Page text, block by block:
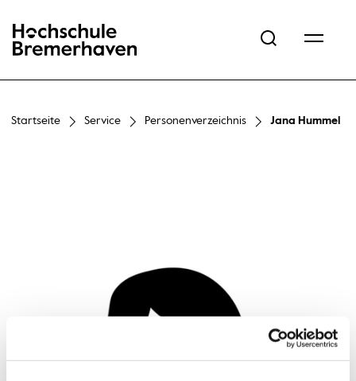
Hochschule Bremerhaven
Startseite Service Personenverzeichnis Jana Hummel